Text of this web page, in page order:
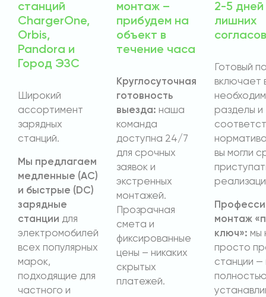
станций
ChargerOne,
Orbis,
Pandora и
Город ЭЗС
Широкий
ассортимент
зарядных
станций.
Мы предлагаем
медленные (AC)
и быстрые (DC)
зарядные
станции для
электромобилей
всех популярных
марок,
подходящие для
частного и
монтаж –
прибудем на
объект в
течение часа
Круглосуточная
готовность
выезда: наша
команда
доступна 24/7
для срочных
заявок и
экстренных
монтажей.
Прозрачная
смета и
фиксированные
цены – никаких
скрытых
платежей.
2-5 дней
лишних
Готовый
включает
разделы и
вы могли
монтаж
ключ»: мы
просто
станции —